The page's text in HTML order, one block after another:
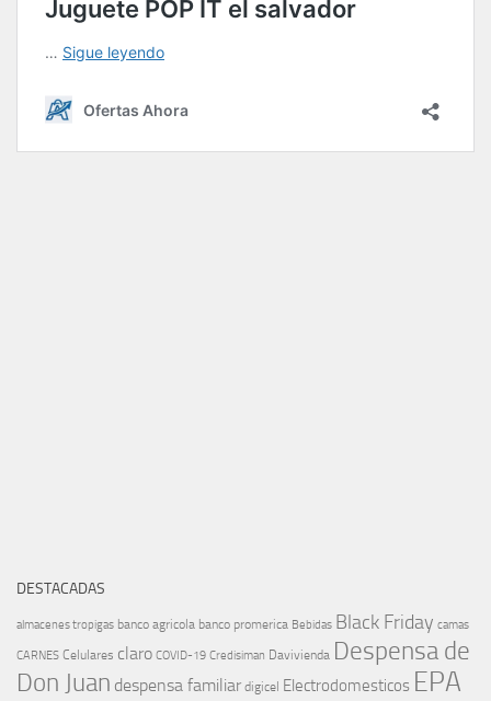
DESTACADAS
almacenes tropigas banco agricola banco promerica Bebidas Black Friday camas
CARNES Celulares claro COVID-19 Credisiman Davivienda Despensa de
Don Juan despensa familiar digicel Electrodomesticos EPA